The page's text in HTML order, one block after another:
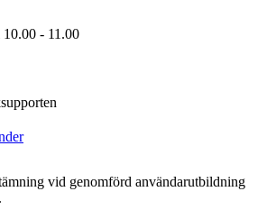
- 11.00
vid genomförd användarutbildning